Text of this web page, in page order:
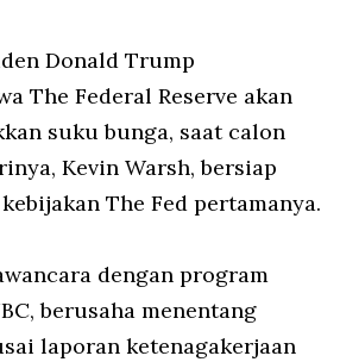
Donald Trump
The Federal Reserve akan
suku bunga, saat calon
Kevin Warsh, bersiap
The Fed pertamanya.
dengan program
berusaha menentang
laporan ketenagakerjaan